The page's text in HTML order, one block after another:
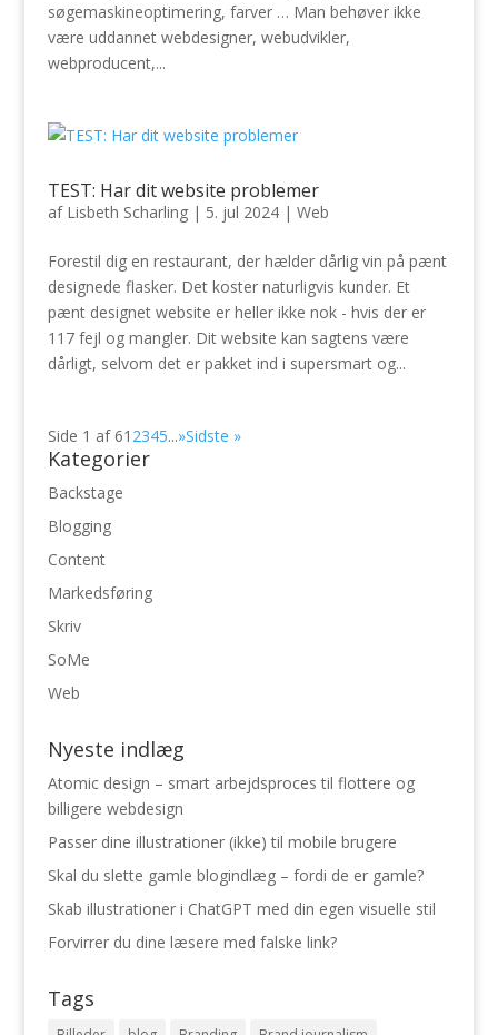
søgemaskineoptimering, farver … Man behøver ikke
være uddannet webdesigner, webudvikler,
webproducent,...
TEST: Har dit website problemer
af Lisbeth Scharling| 5. jul 2024| Web
Forestil dig en restaurant, der hælder dårlig vin på pænt
designede flasker. Det koster naturligvis kunder. Et
pænt designet website er heller ikke nok - hvis der er
117 fejl og mangler. Dit website kan sagtens være
dårligt, selvom det er pakket ind i supersmart og...
Side 1 af 61 2345...»Sidste »
Kategorier
Backstage
Blogging
Content
Markedsføring
Skriv
SoMe
Web
Nyeste indlæg
Atomic design – smart arbejdsproces til flottere og
billigere webdesign
Passer dine illustrationer (ikke) til mobile brugere
Skal du slette gamle blogindlæg – fordi de er gamle?
Skab illustrationer i ChatGPT med din egen visuelle stil
Forvirrer du dine læsere med falske link?
Tags